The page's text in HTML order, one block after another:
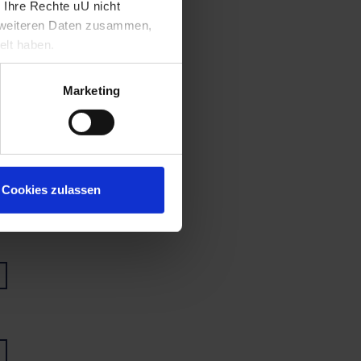
Ihre Rechte uU nicht
Daten zusammen,
haben.
Marketing
Cookies zulassen